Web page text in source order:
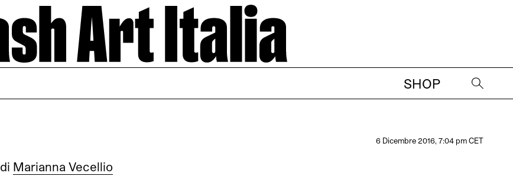
SHOP
→
6 Dicembre 2016, 7:04 pm CET
di Marianna Vecellio